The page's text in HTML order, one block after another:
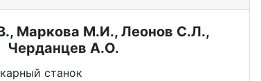
Маркова М.И., Леонов С.Л.,
Черданцев А.О.
станок